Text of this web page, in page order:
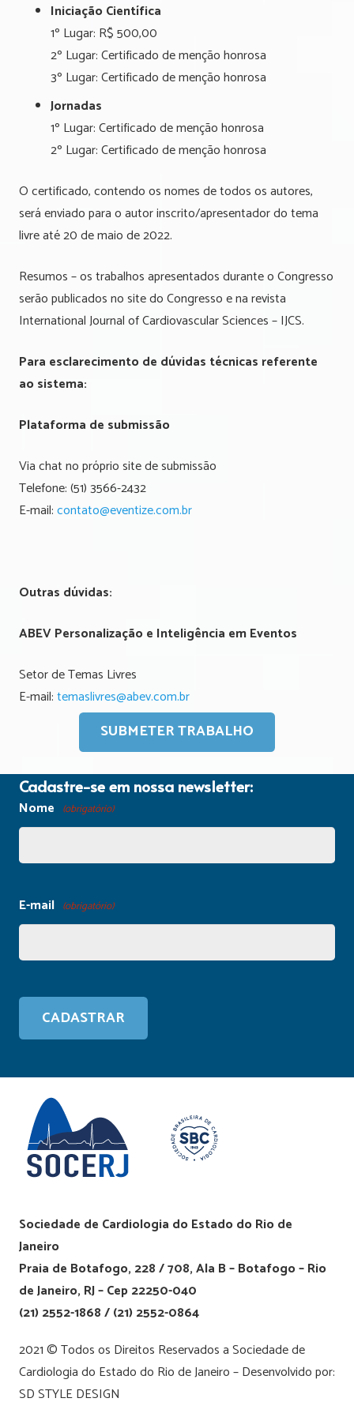
Iniciação Científica
1º Lugar: R$ 500,00
2º Lugar: Certificado de menção honrosa
3º Lugar: Certificado de menção honrosa
Jornadas
1º Lugar: Certificado de menção honrosa
2º Lugar: Certificado de menção honrosa
O certificado, contendo os nomes de todos os autores,
será enviado para o autor inscrito/apresentador do tema
livre até 20 de maio de 2022.
Resumos – os trabalhos apresentados durante o Congresso
serão publicados no site do Congresso e na revista
International Journal of Cardiovascular Sciences – IJCS.
Para esclarecimento de dúvidas técnicas referente
ao sistema:
Plataforma de submissão
Via chat no próprio site de submissão
Telefone: (51) 3566-2432
E-mail:contato@eventize.com.br
Outras dúvidas:
ABEV Personalização e Inteligência em Eventos
Setor de Temas Livres
E-mail:temaslivres@abev.com.br
SUBMETER TRABALHO
Cadastre-se em nossa newsletter:
Nome (obrigatório)
E-mail (obrigatório)
Sociedade de Cardiologia do Estado do Rio de
Janeiro
Praia de Botafogo, 228 / 708, Ala B – Botafogo – Rio
de Janeiro, RJ – Cep 22250-040
(21) 2552-1868 / (21) 2552-0864
2021 © Todos os Direitos Reservados a Sociedade de
Cardiologia do Estado do Rio de Janeiro – Desenvolvido por:
SD STYLE DESIGN